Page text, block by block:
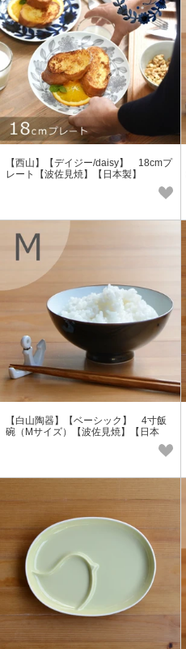
【西山】【デイジー/daisy】 18cmプ
レート【波佐見焼】【日本製】
【白山陶器】【ベーシック】 4寸飯
碗（Mサイズ）【波佐見焼】【日本